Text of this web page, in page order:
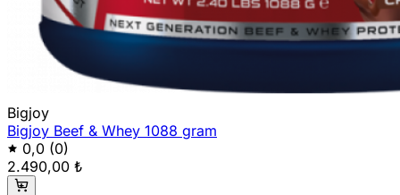
Bigjoy
Bigjoy Beef & Whey 1088 gram
0,0 (0)
2.490,00 ₺